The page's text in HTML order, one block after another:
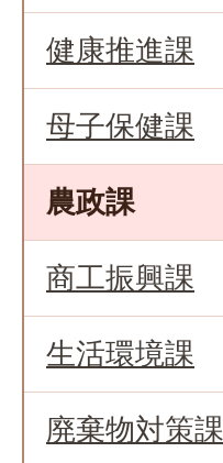
健康推進課
母子保健課
農政課
商工振興課
生活環境課
廃棄物対策課